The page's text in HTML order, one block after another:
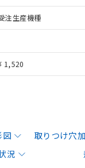
注生産機種
1,520
図 取りつけ穴
況